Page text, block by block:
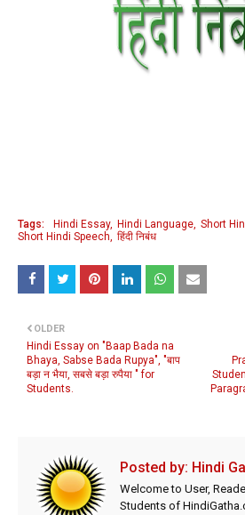
Tags: Hindi Essay Hindi Language Short
Short Hindi Speech
हिंदी निबंध
OLDER
Hindi Essay on "Baap Bada na
Bhaya, Sabse Bada Rupya", "बाप
बड़ा न भैया, सबसे बड़ा रुपैया " for
Students.
Posted by: Hindi
Welcome to User,
Students of